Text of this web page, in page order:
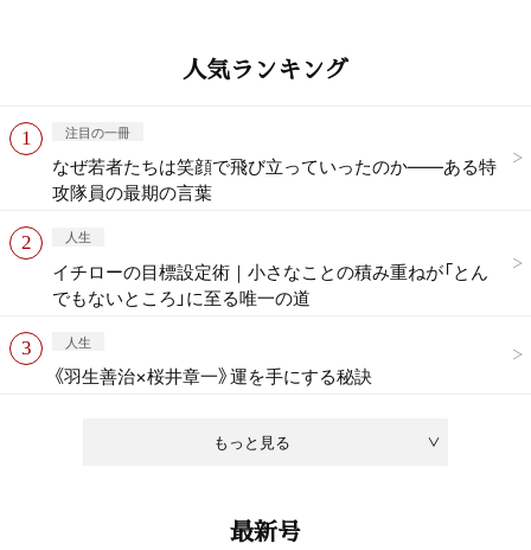
人気ランキング
もっと見る
注目の一冊
なぜ若者たちは笑顔で飛び立っていったのか——ある特
攻隊員の最期の言葉
人生
イチローの目標設定術｜小さなことの積み重ねが「とん
でもないところ」に至る唯一の道
人生
《羽生善治×桜井章一》運を手にする秘訣
最新号